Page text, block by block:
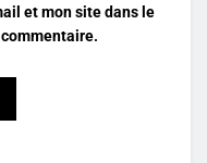
et mon site dans le